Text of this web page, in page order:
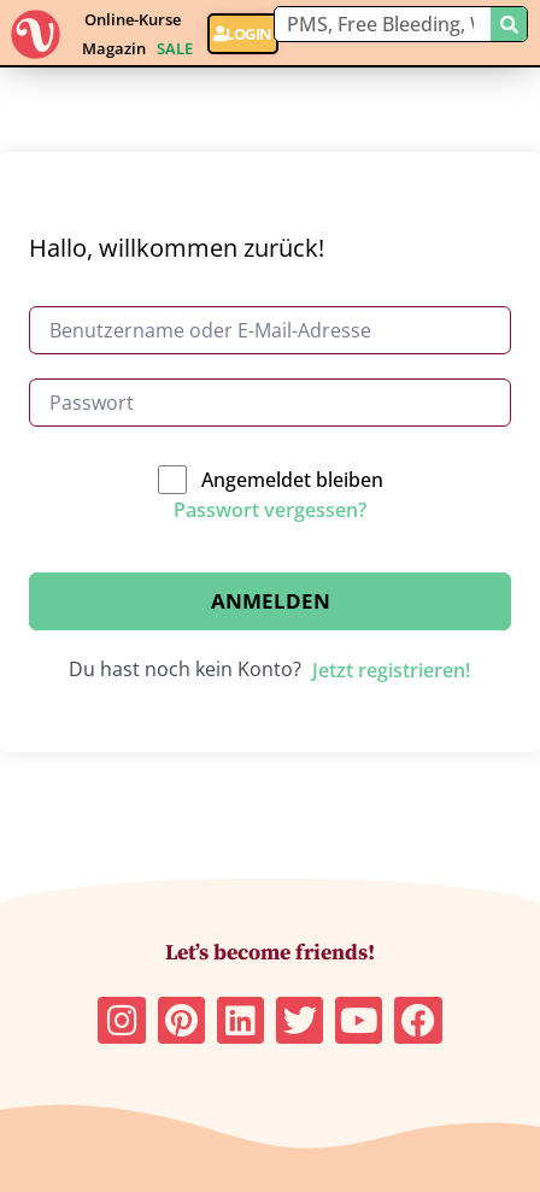
Online-Kurse
Magazin SALE
LOGIN
Hallo, willkommen zurück!
Angemeldet bleiben
Passwort vergessen?
ANMELDEN
Du hast noch kein Konto? Jetzt registrieren!
Let’s become friends!